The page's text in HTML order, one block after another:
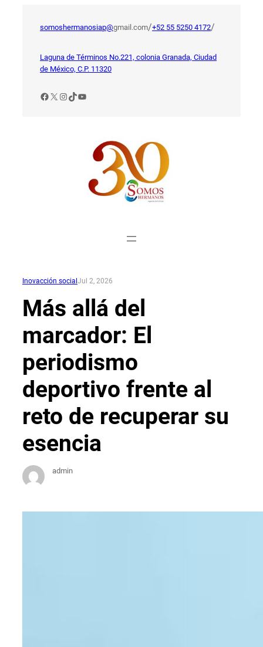
somoshermanosiap@gmail.com/+52 55 5250 4172/
Laguna de Términos No.221, colonia Granada, Ciudad
de México, C.P. 11320
Facebook
X Instagram
TikTok
YouTube
Inovacción social Jul 2, 2026
Más allá del
marcador: El
periodismo
deportivo frente al
reto de recuperar su
esencia
admin